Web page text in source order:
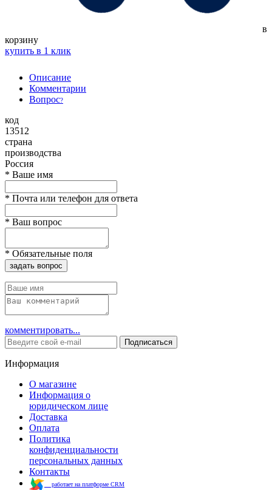
в
корзину
купить в 1 клик
Описание
Комментарии
Вопрос?
код
13512
страна
производства
Россия
* Ваше имя
* Почта или телефон для ответа
* Ваш вопрос
* Обязательные поля
задать вопрос
комментировать...
Подписаться
Информация
О магазине
Информация о
юридическом лице
Доставка
Оплата
Политика
конфиденциальности
персональных данных
Контакты
работает на платформе CRM